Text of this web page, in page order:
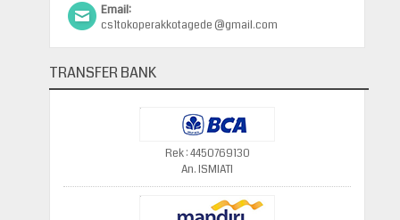
Email:
cs1tokoperakkotagede @gmail.com
TRANSFER BANK
Rek : 4450769130
An. ISMIATI